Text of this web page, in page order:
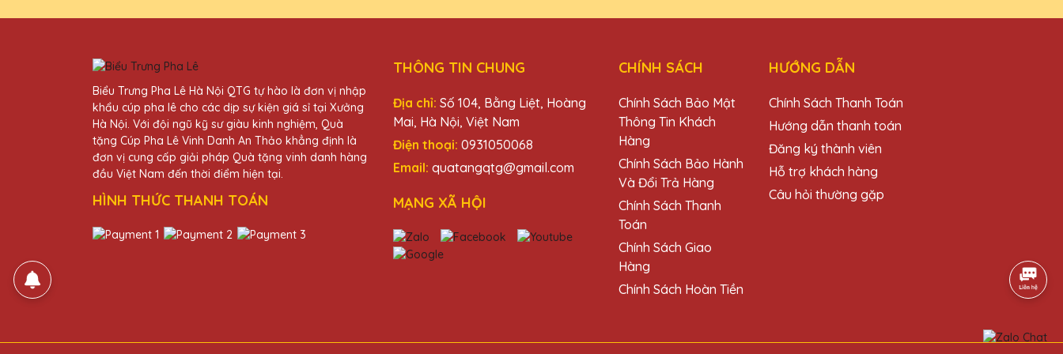
Bùi Văn Phúc
27/11/2025
Dịch vụ khách hàng của Quà Tặng Pha Lê QTG rất nhiệt tình và chuyên nghiệp. Sẽ tiếp tục ủng hộ!
Phạm Văn Phú
Đã nhận được kỷ niệm chương và rất ấn tượng với thiết kế và chất lượng. Cảm ơn Quà Tặng Pha Lê QTG!
Đặng Thị Bích
Biểu Trưng Pha Lê Hà Nội QTG tự hào là đơn vị nhập
khẩu cúp pha lê cho các dịp sự kiện giá sỉ tại Xưởng
Hà Nội. Với đội ngũ kỹ sư giàu kinh nghiệm, Quà
tặng Cúp Pha Lê Vinh Danh An Thảo khẳng định là
đơn vị cung cấp giải pháp Quà tặng vinh danh hàng
đầu Việt Nam đến thời điểm hiện tại.
HÌNH THỨC THANH TOÁN
THÔNG TIN CHUNG
Địa chỉ: Số 104, Bằng Liệt, Hoàng
Mai, Hà Nội, Việt Nam
Điện thoại: 0931050068
Email: quatangqtg@gmail.com
MẠNG XÃ HỘI
CHÍNH SÁCH
Chính Sách Bảo Mật
Thông Tin Khách
Hàng
Chính Sách Bảo Hành
Và Đổi Trả Hàng
Chính Sách Thanh
Toán
Chính Sách Giao
Hàng
Chính Sách Hoàn Tiền
HƯỚNG DẪN
Chính Sách Thanh Toán
Hướng dẫn thanh toán
Đăng ký thành viên
Hỗ trợ khách hàng
Câu hỏi thường gặp